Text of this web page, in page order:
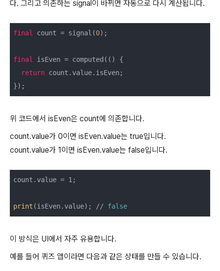
다. 그리고 의존하는 signal이 바뀌면 자동으로 다시 계산됩니다.
final count = signal(0);
final
isEven = computed(() {
return count.value.isEven;
위 코드에서 isEven은 count에 의존합니다.
count.value가 0이면 isEven.value는 true입니다.
count.value가 1이면 isEven.value는 false입니다.
count.value = 1;
print (isEven.value); // false
이 방식은 UI에서 자주 유용합니다.
예를 들어 퀴즈 앱이라면 다음과 같은 상태를 만들 수 있습니다.